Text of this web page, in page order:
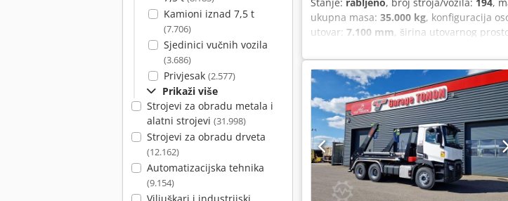
Kamioni iznad 7,5 t
(7.706)
Sjedinici vučnih vozila
(3.686)
Privjesak (2.577)
Prikaži više
Strojevi za obradu metala i
alatni strojevi (31.998)
Strojevi za obradu drveta
(12.162)
Automatizacijska tehnika
(9.154)
ukupna masa: 35.000 kg, konfiguracija
utovar: 7.100 mm, širina utovarnog
,
ABS,